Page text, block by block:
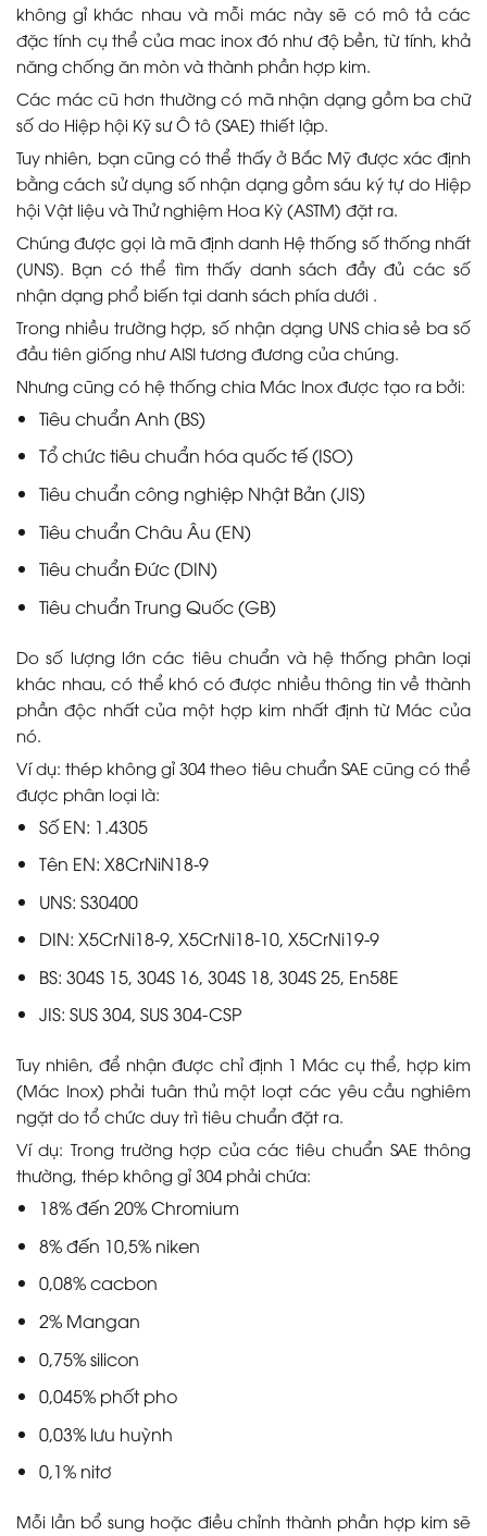
không gỉ khác nhau và mỗi mác này sẽ có mô tả các
đặc tính cụ thể của mac inox đó như độ bền, từ tính, khả
năng chống ăn mòn và thành phần hợp kim.
Các mác cũ hơn thường có mã nhận dạng gồm ba chữ
số do Hiệp hội Kỹ sư Ô tô (SAE) thiết lập.
Tuy nhiên, bạn cũng có thể thấy ở Bắc Mỹ được xác định
bằng cách sử dụng số nhận dạng gồm sáu ký tự do Hiệp
hội Vật liệu và Thử nghiệm Hoa Kỳ (ASTM) đặt ra.
Chúng được gọi là mã định danh Hệ thống số thống nhất
(UNS). Bạn có thể tìm thấy danh sách đầy đủ các số
nhận dạng phổ biến tại danh sách phía dưới .
Trong nhiều trường hợp, số nhận dạng UNS chia sẻ ba số
đầu tiên giống như AISI tương đương của chúng.
Nhưng cũng có hệ thống chia Mác Inox được tạo ra bởi:
Tiêu chuẩn Anh (BS)
Tổ chức tiêu chuẩn hóa quốc tế (ISO)
Tiêu chuẩn công nghiệp Nhật Bản (JIS)
Tiêu chuẩn Châu Âu (EN)
Tiêu chuẩn Đức (DIN)
Tiêu chuẩn Trung Quốc (GB)
Do số lượng lớn các tiêu chuẩn và hệ thống phân loại
khác nhau, có thể khó có được nhiều thông tin về thành
phần độc nhất của một hợp kim nhất định từ Mác của
nó.
Ví dụ: thép không gỉ 304 theo tiêu chuẩn SAE cũng có thể
được phân loại là:
Số EN: 1.4305
Tên EN: X8CrNiN18-9
UNS: S30400
DIN: X5CrNi18-9, X5CrNi18-10, X5CrNi19-9
BS: 304S 15, 304S 16, 304S 18, 304S 25, En58E
JIS: SUS 304, SUS 304-CSP
Tuy nhiên, để nhận được chỉ định 1 Mác cụ thể, hợp kim
(Mác Inox) phải tuân thủ một loạt các yêu cầu nghiêm
ngặt do tổ chức duy trì tiêu chuẩn đặt ra.
Ví dụ: Trong trường hợp của các tiêu chuẩn SAE thông
thường, thép không gỉ 304 phải chứa:
18% đến 20% Chromium
8% đến 10,5% niken
0,08% cacbon
2% Mangan
0,75% silicon
0,045% phốt pho
0,03% lưu huỳnh
0,1% nitơ
Mỗi lần bổ sung hoặc điều chỉnh thành phần hợp kim sẽ